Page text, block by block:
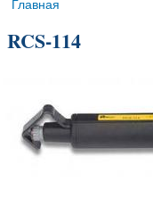
Вы здесь
Главная
RCS-114